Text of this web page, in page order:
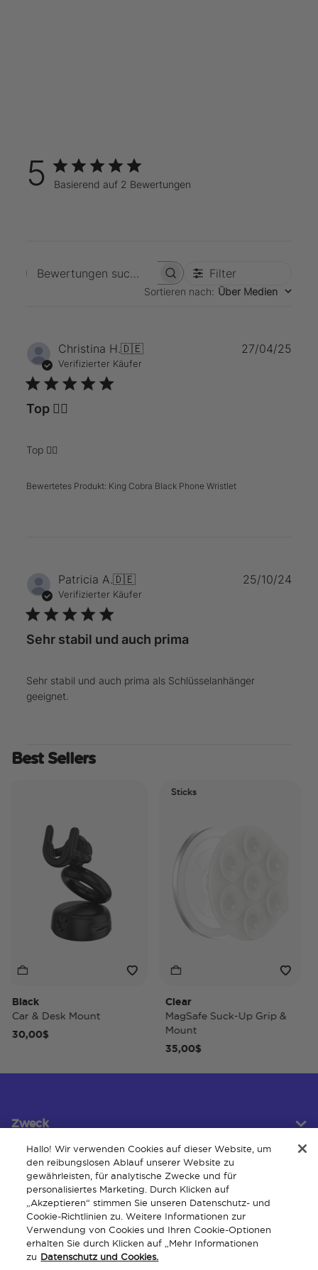
5 Basierend auf 2 Bewertungen
Bewertungen suchenFilter
Sortieren nach: Über Medien
Christina H.🇩🇪
Verifizierter Käufer
Top 👍🏼
Top 👍🏼
Bewertetes Produkt: King Cobra Black Phone Wristlet
27/04/25
Patricia A.🇩🇪
Verifizierter Käufer
Sehr stabil und auch prima
Sehr stabil und auch prima als Schlüsselanhänger
geeignet.
25/10/24
Best Sellers
& Desk Mount
Sticks
Clear
MagSafe Suck-Up Grip &
Mount
35,00$
Zweck
Kundendienst
Um
Hallo! Wir verwenden Cookies auf dieser Website, um
den reibungslosen Ablauf unserer Website zu
gewährleisten, für analytische Zwecke und für
personalisiertes Marketing. Durch Klicken auf
„Akzeptieren“ stimmen Sie unseren Datenschutz- und
Cookie-Richtlinien zu. Weitere Informationen zur
Verwendung von Cookies und Ihren Cookie-Optionen
erhalten Sie durch Klicken auf „Mehr Informationen
zu Datenschutz und Cookies.